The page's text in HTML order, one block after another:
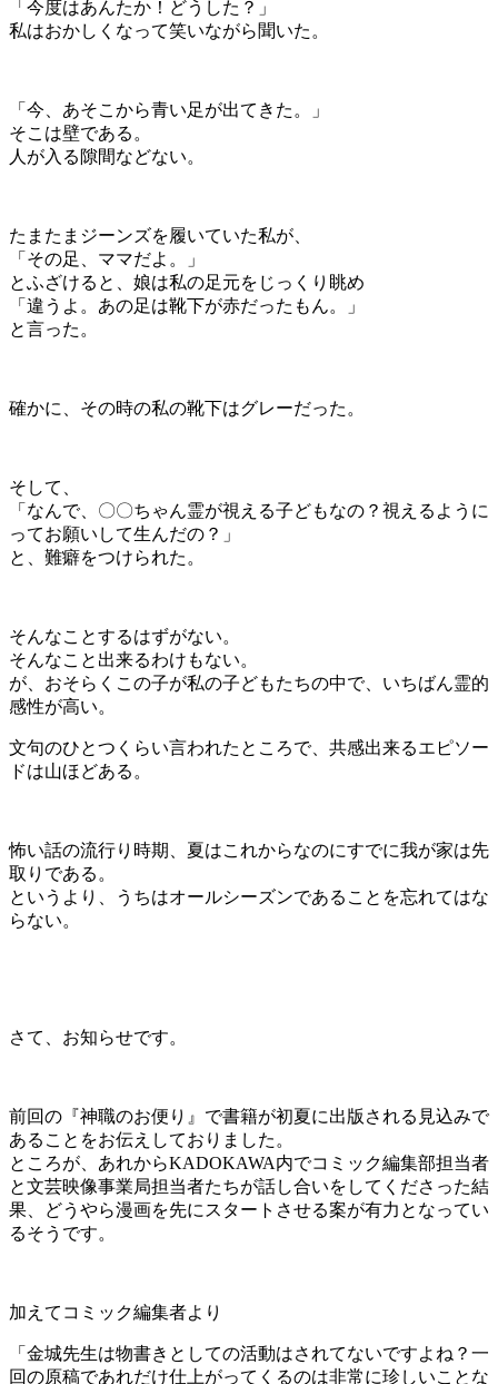
「今度はあんたか！どうした？」
私はおかしくなって笑いながら聞いた。
「今、あそこから青い足が出てきた。」
そこは壁である。
人が入る隙間などない。
たまたまジーンズを履いていた私が、
「その足、ママだよ。」
とふざけると、娘は私の足元をじっくり眺め
「違うよ。あの足は靴下が赤だったもん。」
と言った。
確かに、その時の私の靴下はグレーだった。
そして、
「なんで、〇〇ちゃん霊が視える子どもなの？視えるように
ってお願いして生んだの？」
と、難癖をつけられた。
そんなことするはずがない。
そんなこと出来るわけもない。
が、おそらくこの子が私の子どもたちの中で、いちばん霊的
感性が高い。
文句のひとつくらい言われたところで、共感出来るエピソー
ドは山ほどある。
怖い話の流行り時期、夏はこれからなのにすでに我が家は先
取りである。
というより、うちはオールシーズンであることを忘れてはな
らない。
さて、お知らせです。
前回の『神職のお便り』で書籍が初夏に出版される見込みで
あることをお伝えしておりました。
ところが、あれからKADOKAWA内でコミック編集部担当者
と文芸映像事業局担当者たちが話し合いをしてくださった結
果、どうやら漫画を先にスタートさせる案が有力となってい
るそうです。
加えてコミック編集者より
「金城先生は物書きとしての活動はされてないですよね？一
回の原稿であれだけ仕上がってくるのは非常に珍しいことな